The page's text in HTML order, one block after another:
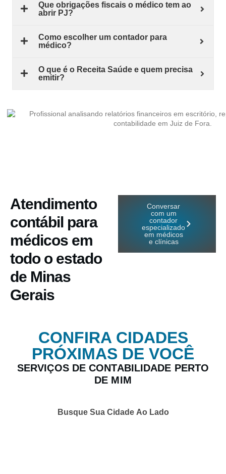
Que obrigações fiscais o médico tem ao
abrir PJ?
Como escolher um contador para
médico?
O que é o Receita Saúde e quem precisa
emitir?
Atendimento
contábil para
médicos em
todo o estado
de Minas
Gerais
Conversar
com um
contador
especializado
em médicos
e clínicas
CONFIRA CIDADES
PRÓXIMAS DE VOCÊ
SERVIÇOS DE CONTABILIDADE PERTO
DE MIM
Busque Sua Cidade Ao Lado